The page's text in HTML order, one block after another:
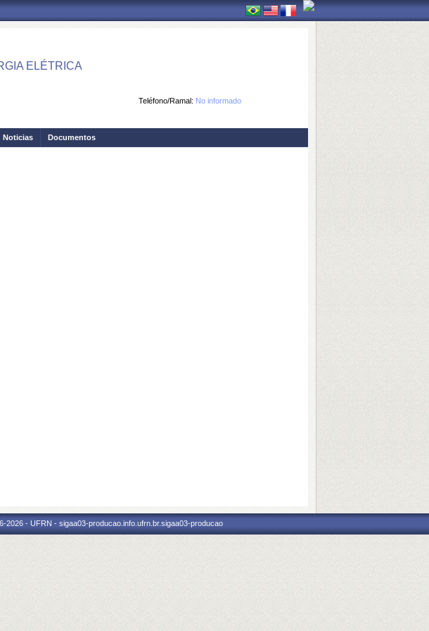
ELÉTRICA
Teléfono/Ramal: No informado
Noticias Documentos
2026 - UFRN - sigaa03-producao.info.ufrn.br.sigaa03-producao